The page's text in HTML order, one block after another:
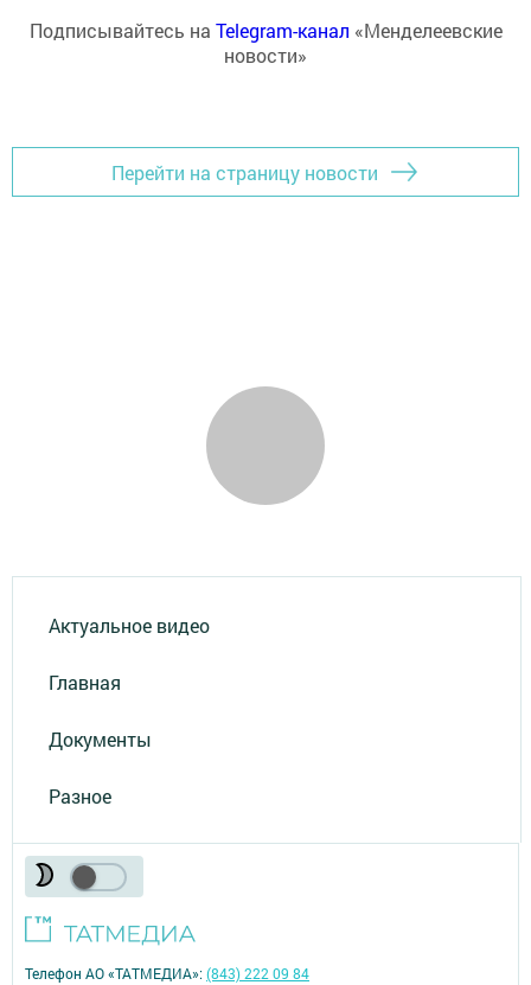
Подписывайтесь на Telegram-канал «Менделеевские
новости»
Перейти на страницу новости
Актуальное видео
Главная
Документы
Разное
Телефон АО «ТАТМЕДИА»:(843) 222 09 84